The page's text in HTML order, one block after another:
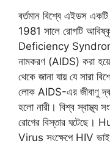
বর্তমান বিশ্বে এইডস একটি
1981 সালে রোগটি
Deficiency
নামকরণ (AIDS) করা
থেকে জানা যায় যে সারা
লোক AIDS-এর জীবাণু
হলো নারী। বিশ্ব স্বাস্থ্য
রোগের বিস্তার
Virus সংক্ষেপে HIV